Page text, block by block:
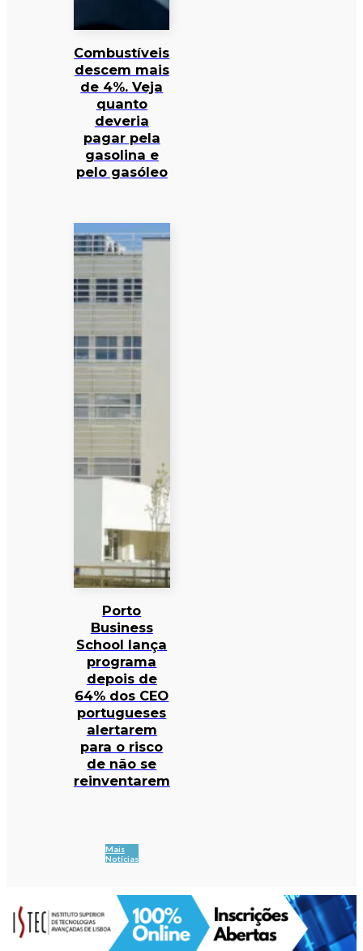
Combustíveis
descem mais
de 4%. Veja
quanto
deveria
pagar pela
gasolina e
pelo gasóleo
Porto
Business
School lança
programa
depois de
64% dos CEO
portugueses
alertarem
para o risco
de não se
reinventarem
Mais
Notícias